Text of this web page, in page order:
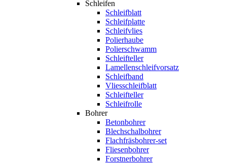
Schleifen
Schleifblatt
Schleifplatte
Schleifvlies
Polierhaube
Polierschwamm
Schleifteller
Lamellenschleifvorsatz
Schleifband
Vliesschleifblatt
Schleifteller
Schleifrolle
Bohrer
Betonbohrer
Blechschalbohrer
Flachfräsbohrer-set
Fliesenbohrer
Forstnerbohrer